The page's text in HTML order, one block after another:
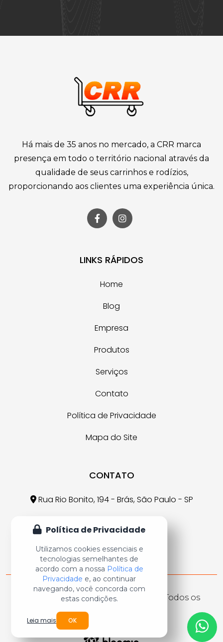
Há mais de 35 anos no mercado, a CRR marca
presença em todo o território nacional através da
qualidade de seus carrinhos e rodízios,
proporcionando aos clientes uma experiência única.
LINKS RÁPIDOS
Home
Blog
Empresa
Produtos
Serviços
Contato
Política de Privacidade
Mapa do Site
CONTATO
Rua Rio Bonito, 194 - Brás, São Paulo - SP
(11) 3926-7607
CRR Carrinhos e Rodízios ©
2026 - Todos os
Direitos Reservados
Política de Privacidade
Utilizamos cookies essenciais e
tecnologias semelhantes de
acordo com a nossa Política de
Privacidade e, ao continuar
navegando, você concorda com
estas condições.
Leia mais OK